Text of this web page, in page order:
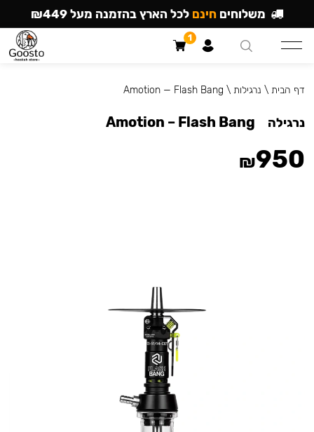
דף הבית \ נרגילות \
Amotion — Flash Bang
נרגילה Amotion – Flash Bang
₪950
משלוחים חינם לכל הארץ בהזמנה מעל ₪449
1